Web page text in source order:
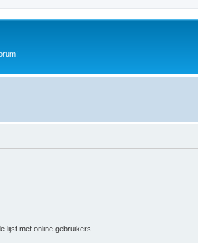
lijst met online gebruikers